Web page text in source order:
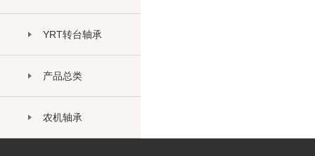
YRT转台轴承
产品总类
农机轴承